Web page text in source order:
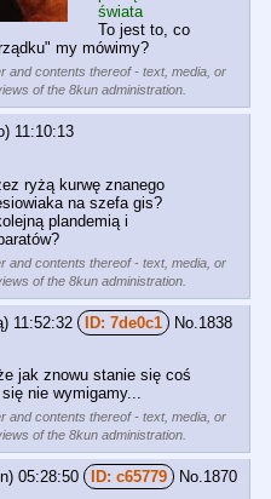
świata
To jest to, co
my mówimy?
and contents thereof - text, media, or
of the 8kun administration.
11:10:13
ryżą kurwę znanego
na szefa gis?
plandemią i
and contents thereof - text, media, or
of the 8kun administration.
11:52:32 7de0c1 No. 1838
jak znowu stanie się coś
nie wymigamy...
and contents thereof - text, media, or
of the 8kun administration.
05:28:50 c65779 No. 1870